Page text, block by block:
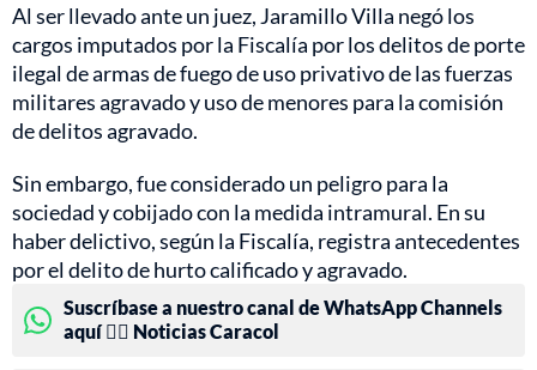
Al ser llevado ante un juez, Jaramillo Villa negó los
cargos imputados por la Fiscalía por los delitos de porte
ilegal de armas de fuego de uso privativo de las fuerzas
militares agravado y uso de menores para la comisión
de delitos agravado.
Sin embargo, fue considerado un peligro para la
sociedad y cobijado con la medida intramural. En su
haber delictivo, según la Fiscalía, registra antecedentes
por el delito de hurto calificado y agravado.
Suscríbase a nuestro canal de WhatsApp Channels
aquí 👉🏻 Noticias Caracol